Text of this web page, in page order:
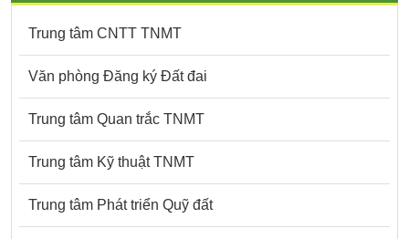
Trung tâm CNTT TNMT
Văn phòng Đăng ký Đất đai
Trung tâm Quan trắc TNMT
Trung tâm Kỹ thuật TNMT
Trung tâm Phát triển Quỹ đất